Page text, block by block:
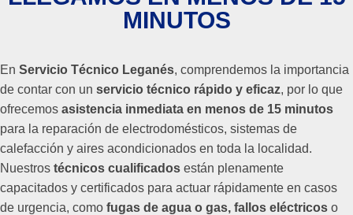
MINUTOS
En Servicio Técnico Leganés, comprendemos la importancia
de contar con un servicio técnico rápido y eficaz, por lo que
ofrecemos asistencia inmediata en menos de 15 minutos
para la reparación de electrodomésticos, sistemas de
calefacción y aires acondicionados en toda la localidad.
Nuestros técnicos cualificados están plenamente
capacitados y certificados para actuar rápidamente en casos
de urgencia, como fugas de agua o gas, fallos eléctricos o